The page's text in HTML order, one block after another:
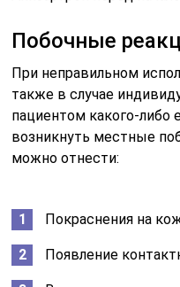
Побочные
При неправильном
также в случае
пациентом какого-либо
возникнуть местные
можно отнести:
Покраснения на
Появление